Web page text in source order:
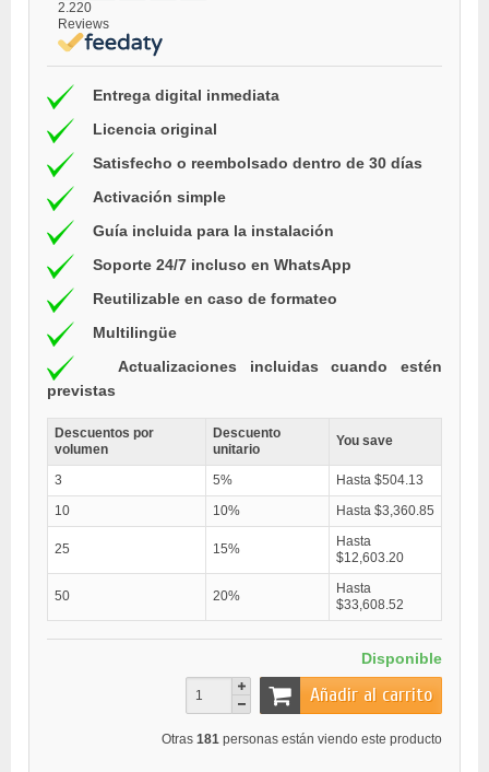
2.220
Reviews
Entrega digital inmediata
Licencia original
Satisfecho o reembolsado dentro de 30 días
Activación simple
Guía incluida para la instalación
Soporte 24/7 incluso en WhatsApp
Reutilizable en caso de formateo
Multilingüe
Actualizaciones incluidas cuando estén
previstas
Descuentos por
volumen
Descuento
unitario
You save
3 5%
Hasta $504.13
10
10% Hasta $3,360.85
25 15%
Hasta
$12,603.20
50 20%
Hasta
$33,608.52
Disponible
Añadir al carrito
Otras 181 personas están viendo este producto